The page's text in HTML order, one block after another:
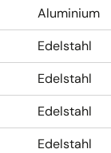
Aluminium
Edelstahl
Edelstahl
Edelstahl
Edelstahl